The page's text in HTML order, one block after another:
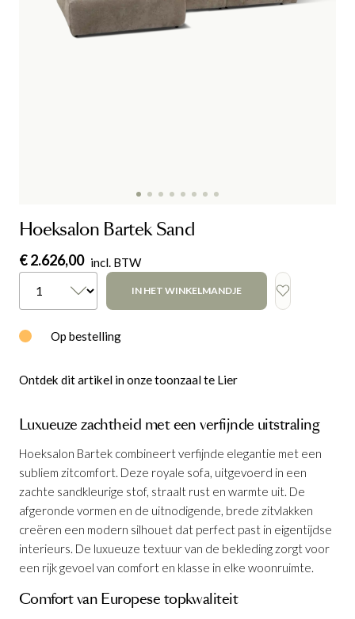
Hoeksalon Bartek Sand
€ 2.626,00 incl. BTW
IN HET WINKELMANDJE
Op bestelling
Ontdek dit artikel in onze toonzaal te Lier
Luxueuze zachtheid met een verfijnde uitstraling
Hoeksalon Bartek combineert verfijnde elegantie met een
subliem zitcomfort. Deze royale sofa, uitgevoerd in een
zachte sandkleurige stof, straalt rust en warmte uit. De
afgeronde vormen en de uitnodigende, brede zitvlakken
creëren een modern silhouet dat perfect past in eigentijdse
interieurs. De luxueuze textuur van de bekleding zorgt voor
een rijk gevoel van comfort en klasse in elke woonruimte.
Comfort van Europese topkwaliteit